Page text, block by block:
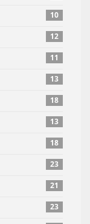
10
12
11
13
18
13
18
23
21
23